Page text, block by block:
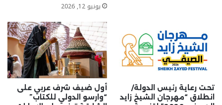
يونيو 12, 2026
تحت رعاية رئيس الدولة/
انطلاق “مهرجان الشيخ زايد
أول ضيف شرف عربي على
“وارسو الدولي للكتاب”